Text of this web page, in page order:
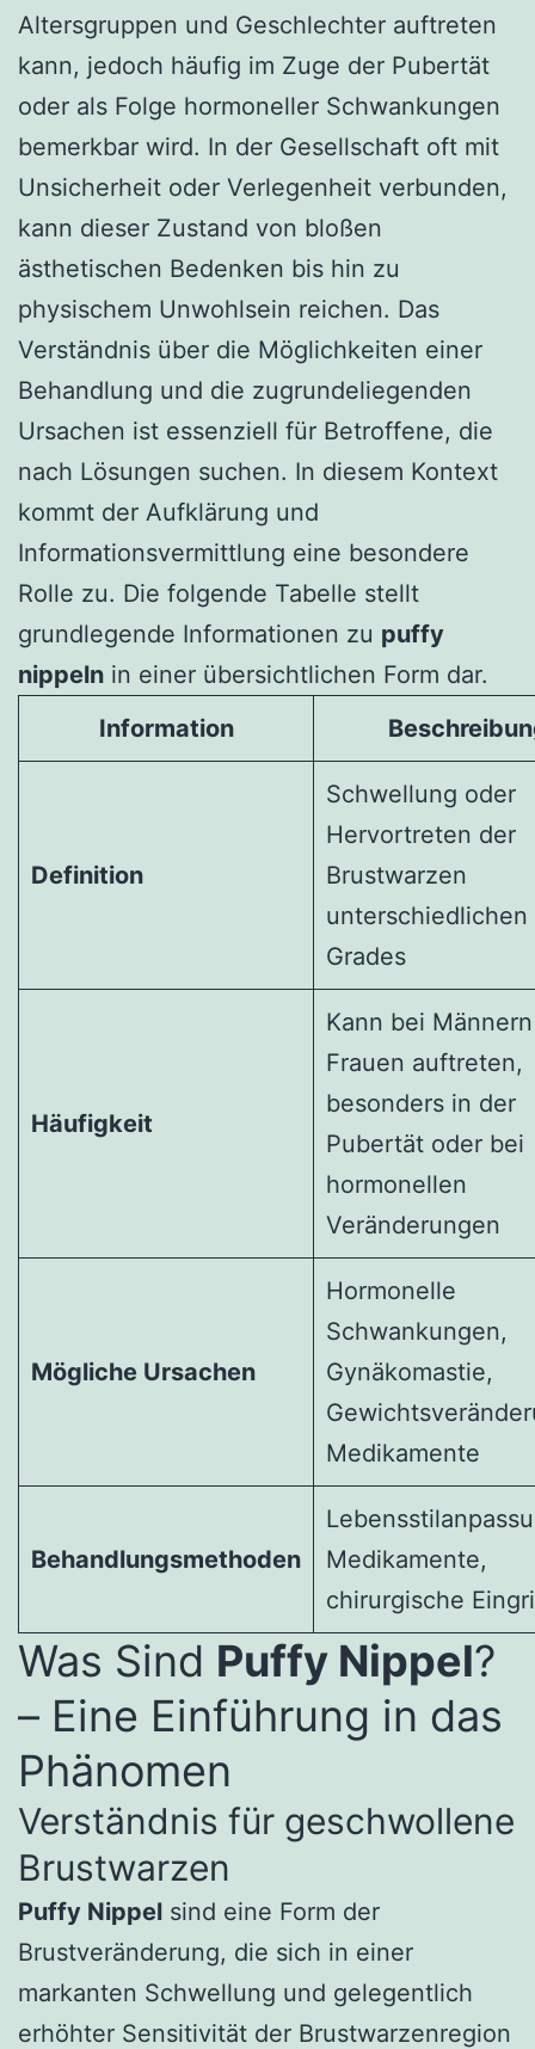
Altersgruppen und Geschlechter auftreten
kann, jedoch häufig im Zuge der Pubertät
oder als Folge hormoneller Schwankungen
bemerkbar wird. In der Gesellschaft oft mit
Unsicherheit oder Verlegenheit verbunden,
kann dieser Zustand von bloßen
ästhetischen Bedenken bis hin zu
physischem Unwohlsein reichen. Das
Verständnis über die Möglichkeiten einer
Behandlung und die zugrundeliegenden
Ursachen ist essenziell für Betroffene, die
nach Lösungen suchen. In diesem Kontext
kommt der Aufklärung und
Informationsvermittlung eine besondere
Rolle zu. Die folgende Tabelle stellt
grundlegende Informationen zu puffy
nippeln in einer übersichtlichen Form dar.
Information
Definition
Schwellung oder
Hervortreten der
Brustwarzen
unterschiedlichen
Grades
Häufigkeit
Kann bei
Frauen auftreten,
besonders in der
Pubertät oder bei
hormonellen
Veränderungen
Mögliche Ursachen
Hormonelle
Schwankungen,
Gynäkomastie,
Medikamente
Behandlungsmethoden
Medikamente,
chirurgische
Was Sind Puffy Nippel?
– Eine Einführung in das
Phänomen
Verständnis für geschwollene
Brustwarzen
Puffy Nippel sind eine Form der
Brustveränderung, die sich in einer
markanten Schwellung und gelegentlich
erhöhter Sensitivität der Brustwarzenregion